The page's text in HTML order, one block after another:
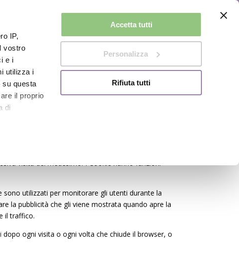
IP,
vostro
e i
utilizza i
su questa
il proprio
di
nellasezione
sui
mediante
Accetta tutti
Personalizza
Rifiuta tutti
Corsi di Lingua Testimonials Blog Contatti
l’esperienza per l’Utente e che vengono
sono utilizzati per monitorare gli utenti durante la
la pubblicità che gli viene mostrata quando apre la
il traffico.
ogni visita o ogni volta che chiude il browser, o